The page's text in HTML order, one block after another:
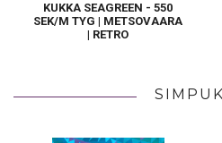
KUKKA SEAGREEN - 550
SEK/M TYG | METSOVAARA
| RETRO